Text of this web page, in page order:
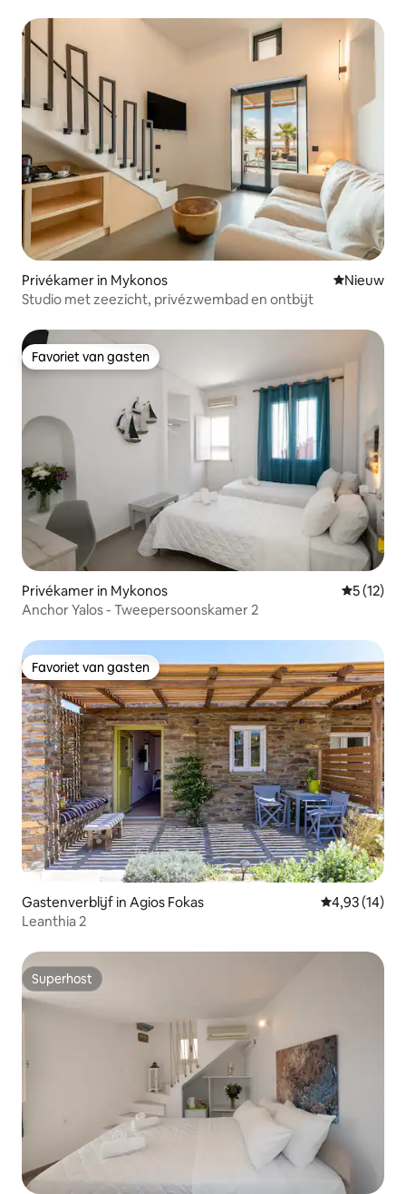
Privékamer in Mykonos Nieuwe
Nieuw
Studio met zeezicht, privézwembad en ontbijt
Favoriet van gasten
Favoriet van gasten
Privékamer in Mykonos
5 (12)
Anchor Yalos - Tweepersoonskamer 2
Favoriet van gasten
Favoriet van gasten
Gastenverblijf in Agios Fokas Gemiddelde
4,93 (14)
Leanthia 2
Superhost
Superhost